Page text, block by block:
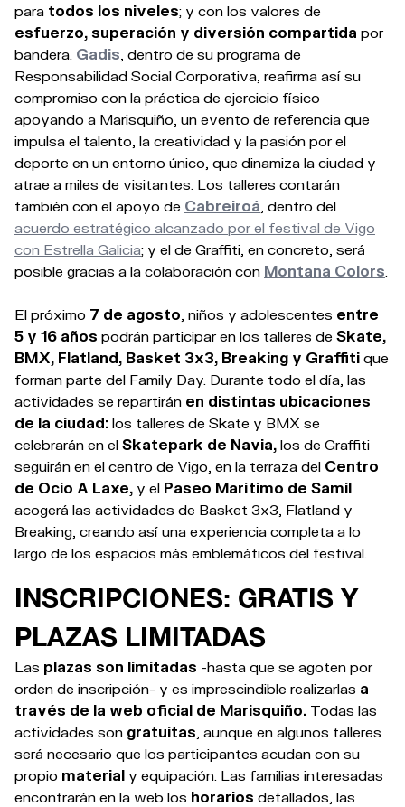
para todos los niveles; y con los valores de
esfuerzo, superación y diversión compartida por
bandera. Gadis , dentro de su programa de
Responsabilidad Social Corporativa, reafirma así su
compromiso con la práctica de ejercicio físico
apoyando a Marisquiño, un evento de referencia que
impulsa el talento, la creatividad y la pasión por el
deporte en un entorno único, que dinamiza la ciudad y
atrae a miles de visitantes. Los talleres contarán
también con el apoyo de Cabreiroá , dentro del
acuerdo estratégico alcanzado por el festival de Vigo
con Estrella Galicia; y el de Graffiti, en concreto, será
posible gracias a la colaboración con Montana Colors
El próximo 7 de agosto , niños y adolescentes entre
5 y 16 años podrán participar en los talleres de Skate,
BMX, Flatland, Basket 3x3, Breaking y Graffiti que
forman parte del Family Day. Durante todo el día, las
actividades se repartirán en distintas ubicaciones
de la ciudad: los talleres de Skate y BMX se
celebrarán en el Skatepark de Navia, los de Graffiti
seguirán en el centro de Vigo, en la terraza del Centro
de Ocio A Laxe, y el Paseo Marítimo de Samil
acogerá las actividades de Basket 3x3, Flatland y
Breaking, creando así una experiencia completa a lo
largo de los espacios más emblemáticos del festival.
INSCRIPCIONES: GRATIS Y
PLAZAS LIMITADAS
Las plazas son limitadas -hasta que se agoten por
orden de inscripción- y es imprescindible realizarlas a
través de la web oficial de Marisquiño. Todas las
actividades son gratuitas , aunque en algunos talleres
será necesario que los participantes acudan con su
propio material y equipación. Las familias interesadas
encontrarán en la web los horarios detallados, las